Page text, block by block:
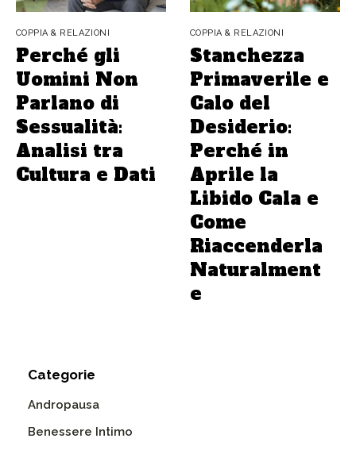
COPPIA & RELAZIONI
Perché gli
Uomini Non
Parlano di
Sessualità:
Analisi tra
Cultura e Dati
COPPIA & RELAZIONI
Stanchezza
Primaverile e
Calo del
Desiderio:
Perché in
Aprile la
Libido Cala e
Come
Riaccenderla
Naturalment
e
Categorie
Andropausa
Benessere Intimo